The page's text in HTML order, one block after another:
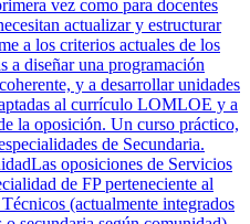
vez como para docentes
actualizar y estructurar
a los criterios actuales de los
a diseñar una programación
y a desarrollar unidades
al currículo LOMLOE y a
la oposición. Un curso práctico,
de Secundaria.
Las oposiciones de Servicios
de FP perteneciente al
(actualmente integrados